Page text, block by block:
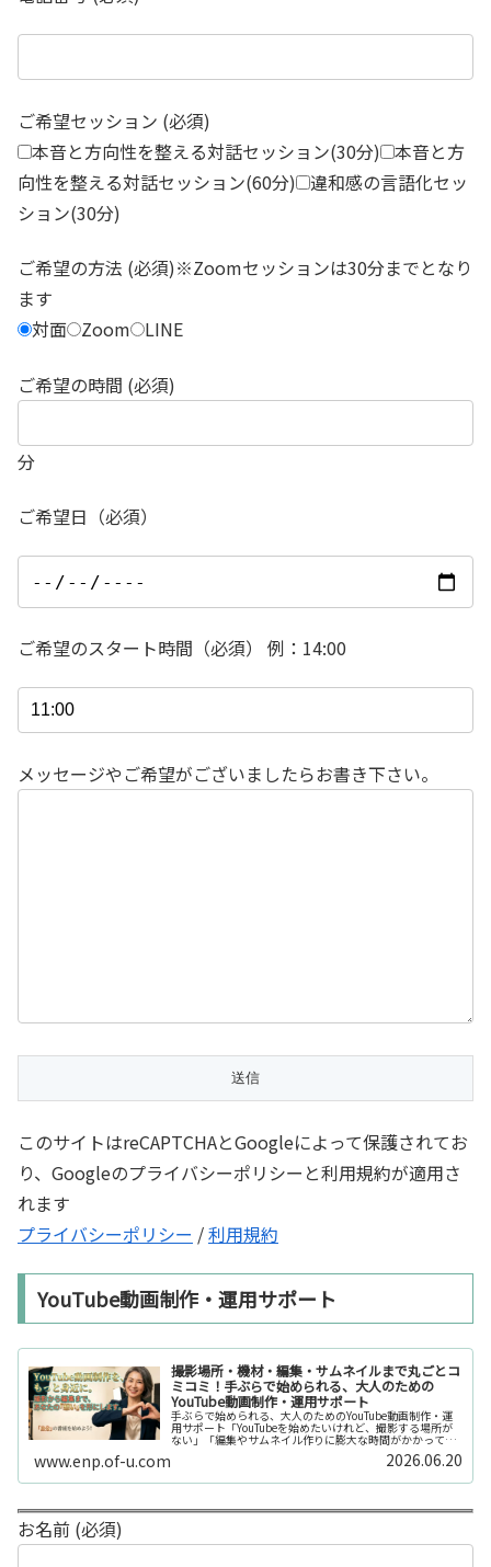
ご希望セッション (必須)
本音と方向性を整える対話セッション(30分) 本音と方
向性を整える対話セッション(60分) 違和感の言語化セッ
ション(30分)
ご希望の方法 (必須)※Zoomセッションは30分までとなり
ます
対面 Zoom LINE
ご希望の時間 (必須)
分
ご希望日（必須）
ご希望のスタート時間（必須） 例：14:00
メッセージやご希望がございましたらお書き下さい。
このサイトはreCAPTCHAとGoogleによって保護されてお
り、Googleのプライバシーポリシーと利用規約が適用さ
れます
プライバシーポリシー /利用規約
YouTube動画制作・運用サポート
撮影場所・機材・編集・サムネイルまで丸ごとコ
ミコミ！手ぶらで始められる、大人のための
YouTube動画制作・運用サポート
手ぶらで始められる、大人のためのYouTube動画制作・運
用サポート「YouTubeを始めたいけれど、撮影する場所が
ない」「編集やサムネイル作りに膨大な時間がかかって長
続きしない」「機材を揃えるだけで何万円もかかってしま
www.enp.of-u.com 2026.06.20
お名前 (必須)